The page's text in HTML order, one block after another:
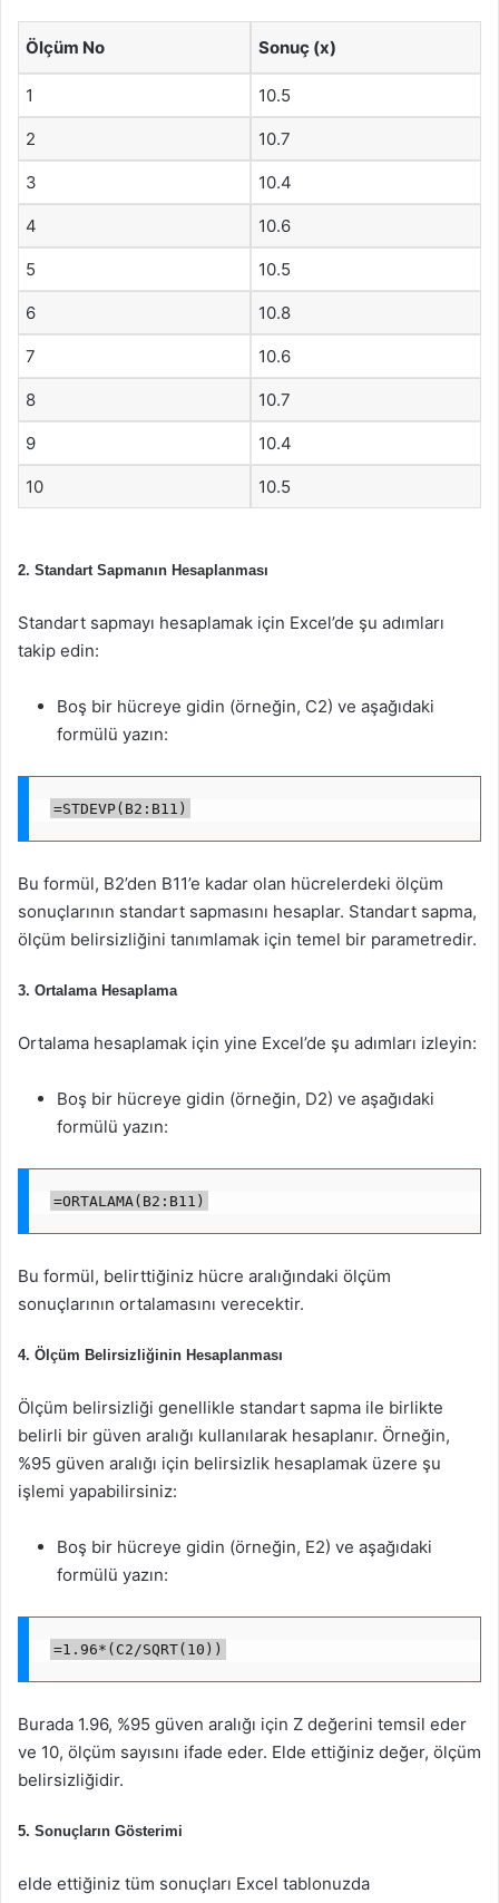
Ölçüm No Sonuç (x)
1 10.5
2 10.7
3 10.4
4 10.6
5 10.5
6 10.8
7 10.6
8 10.7
9 10.4
10 10.5
2. Standart Sapmanın Hesaplanması
Standart sapmayı hesaplamak için Excel’de şu adımları
takip edin:
Boş bir hücreye gidin (örneğin, C2) ve aşağıdaki
formülü yazın:
=STDEVP(B2:B11)
Bu formül, B2’den B11’e kadar olan hücrelerdeki ölçüm
sonuçlarının standart sapmasını hesaplar. Standart sapma,
ölçüm belirsizliğini tanımlamak için temel bir parametredir.
3. Ortalama Hesaplama
Ortalama hesaplamak için yine Excel’de şu adımları izleyin:
Boş bir hücreye gidin (örneğin, D2) ve aşağıdaki
formülü yazın:
=ORTALAMA(B2:B11)
Bu formül, belirttiğiniz hücre aralığındaki ölçüm
sonuçlarının ortalamasını verecektir.
4. Ölçüm Belirsizliğinin Hesaplanması
Ölçüm belirsizliği genellikle standart sapma ile birlikte
belirli bir güven aralığı kullanılarak hesaplanır. Örneğin,
%95 güven aralığı için belirsizlik hesaplamak üzere şu
işlemi yapabilirsiniz:
Boş bir hücreye gidin (örneğin, E2) ve aşağıdaki
formülü yazın:
=1.96*(C2/SQRT(10))
Burada 1.96, %95 güven aralığı için Z değerini temsil eder
ve 10, ölçüm sayısını ifade eder. Elde ettiğiniz değer, ölçüm
belirsizliğidir.
5. Sonuçların Gösterimi
elde ettiğiniz tüm sonuçları Excel tablonuzda